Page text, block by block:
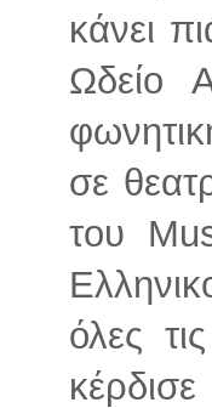
κάνει
Ωδείο
σε
του
όλες